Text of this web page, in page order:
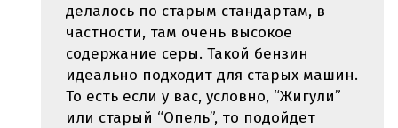
делалось по старым стандартам, в
частности, там очень высокое
содержание серы. Такой бензин
идеально подходит для старых машин.
То есть если у вас, условно, “Жигули”
или старый “Опель”, то подойдет